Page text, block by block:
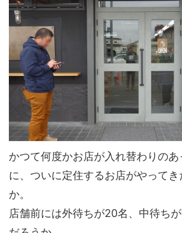
かつて何度かお店が入れ替わりの
に、ついに定住するお店がやってき
か。
店舗前には外待ちが20名、中待ち